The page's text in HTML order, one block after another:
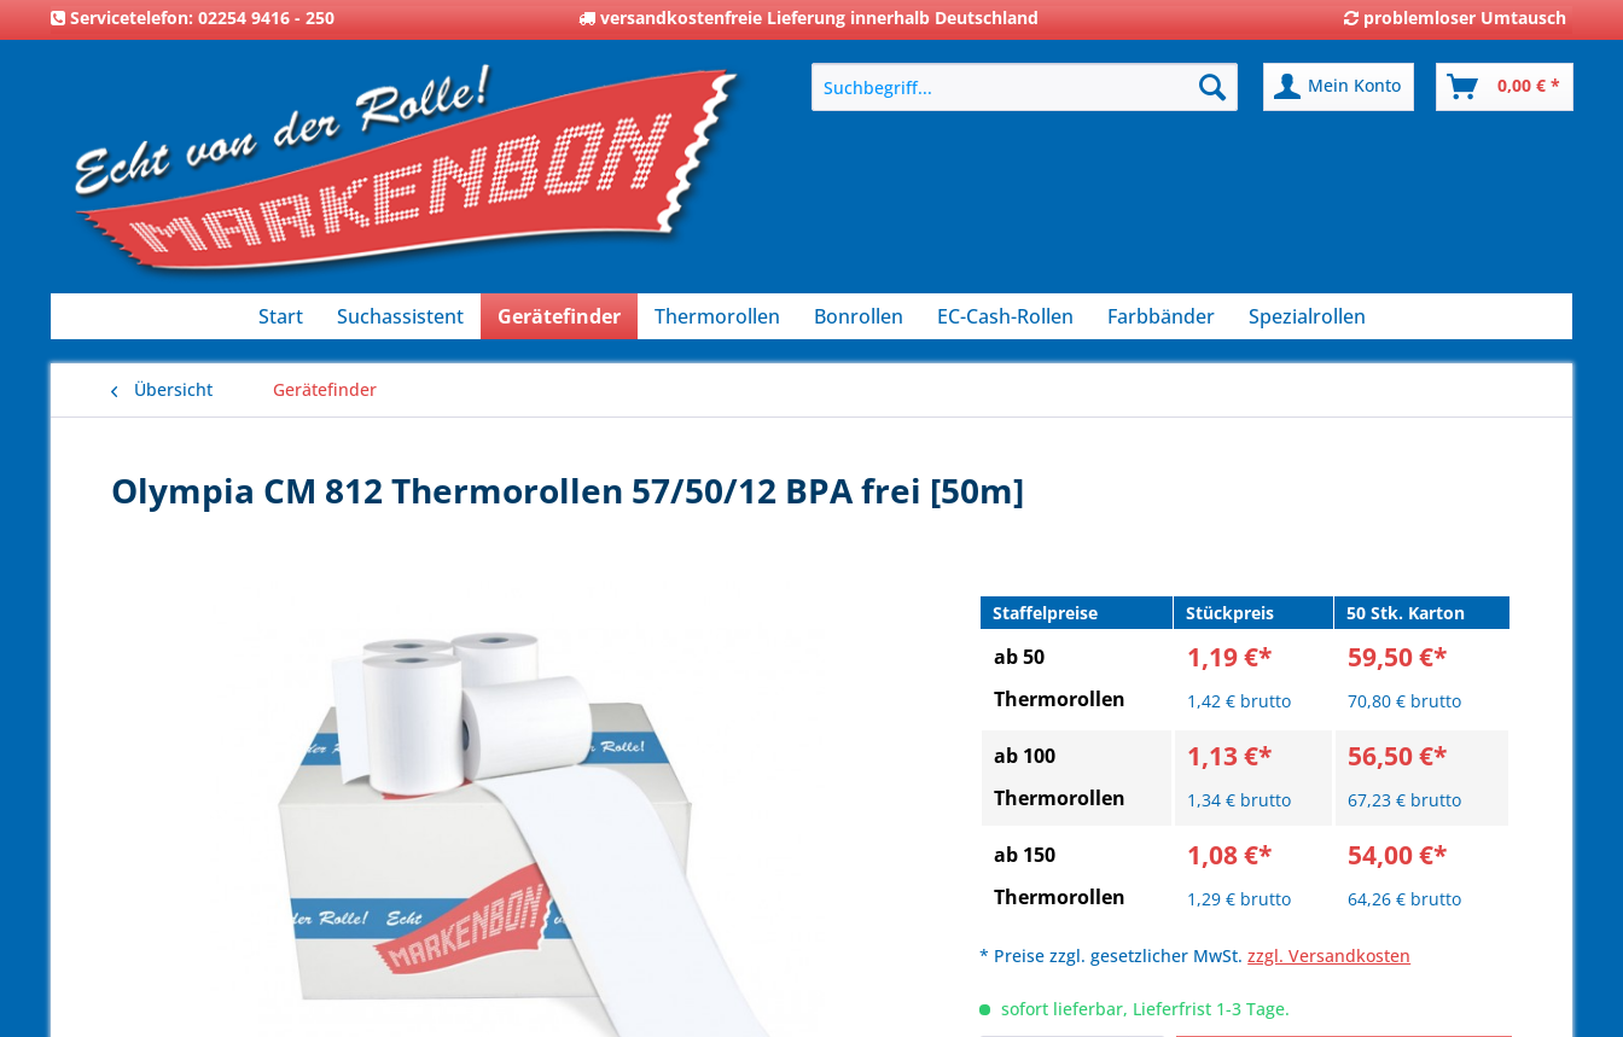
Servicetelefon: 02254 9416 - 250 versandkostenfreie Lieferung innerhalb Deutschland problemloser Umtausch
Mein Konto 0,00 € *
Start Suchassistent Gerätefinder Thermorollen Bonrollen EC-Cash-Rollen Farbbänder Spezialrollen
Übersicht Gerätefinder
Olympia CM 812 Thermorollen 57/50/12 BPA frei [50m]
Staffelpreise Stückpreis 50 Stk. Karton
ab 50
Thermorollen
1,19 €*
1,42 € brutto
59,50 €*
70,80 € brutto
ab 100
Thermorollen
1,13 €*
1,34 € brutto
56,50 €*
67,23 € brutto
ab 150
Thermorollen
1,08 €*
1,29 € brutto
54,00 €*
64,26 € brutto
* Preise zzgl. gesetzlicher MwSt.zzgl. Versandkosten
sofort lieferbar, Lieferfrist 1-3 Tage.